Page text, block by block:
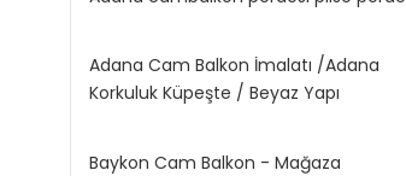
Adana Cam Balkon İmalatı /Adana
Korkuluk Küpeşte / Beyaz Yapı
Baykon Cam Balkon - Mağaza